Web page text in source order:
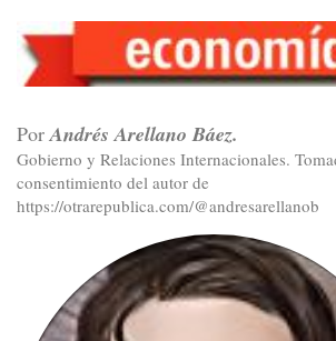
PorAndrés Arellano Báez.
Gobierno y Relaciones Internacionales.
consentimiento del autor de
https://otrarepublica.com/@andresarellanob